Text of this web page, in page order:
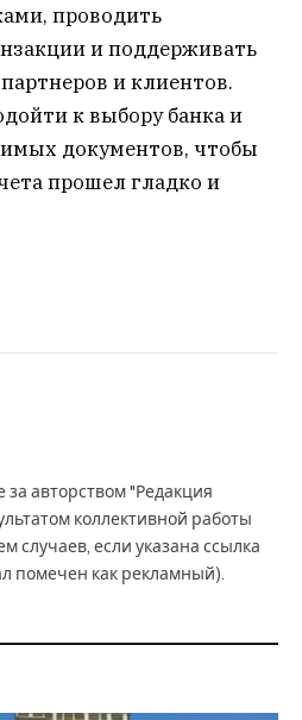
проводить
и поддерживать
и клиентов.
к выбору банка и
документов, чтобы
прошел гладко и
авторством "Редакция
коллективной работы
случаев, если указана ссылка
помечен как рекламный).